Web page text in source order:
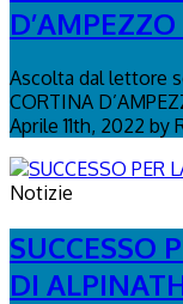
Ascolta dal lettore
CORTINA
Aprile 11th, 2022 by
Notizie
SUCCESSO
DI